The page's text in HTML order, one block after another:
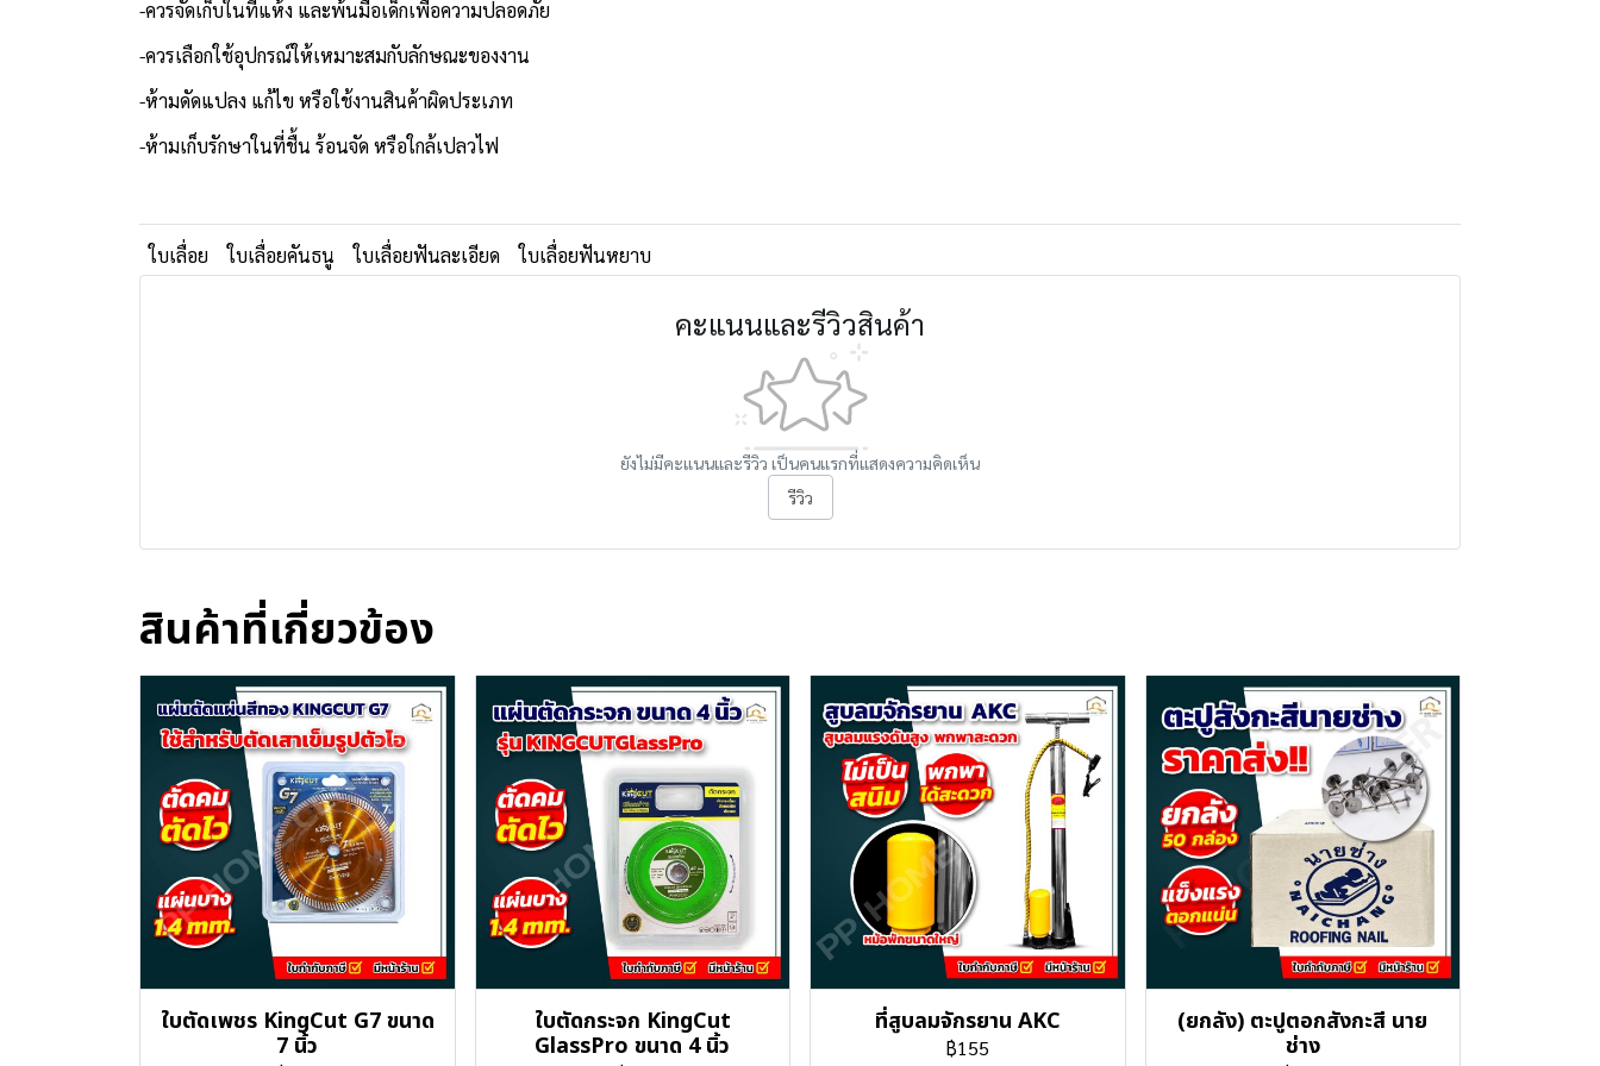
-ควรจัดเก็บในที่แห้ง และพ้นมือเด็กเพื่อความปลอดภัย
-ควรเลือกใช้อุปกรณ์ให้เหมาะสมกับลักษณะของงาน
-ห้ามดัดแปลง แก้ไข หรือใช้งานสินค้าผิดประเภท
-ห้ามเก็บรักษาในที่ชื้น ร้อนจัด หรือใกล้เปลวไฟ
ใบเลื่อย ใบเลื่อยคันธนู ใบเลื่อยฟันละเอียด ใบเลื่อยฟันหยาบ
คะแนนและรีวิวสินค้า
ยังไม่มีคะแนนและรีวิว เป็นคนแรกที่แสดงความคิดเห็น
รีวิว
สินค้าที่เกี่ยวข้อง
ใบตัดเพชร KingCut G7 ขนาด
7 นิ้ว
ใบตัดกระจก KingCut
GlassPro ขนาด 4 นิ้ว
ที่สูบลมจักรยาน AKC
฿155
(ยกลัง) ตะปูตอกสังกะสี นาย
ช่าง